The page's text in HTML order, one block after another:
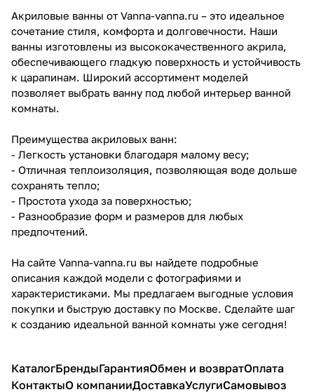
Акриловые ванны от Vanna-vanna.ru – это идеальное
сочетание стиля, комфорта и долговечности. Наши
ванны изготовлены из высококачественного акрила,
обеспечивающего гладкую поверхность и устойчивость
к царапинам. Широкий ассортимент моделей
позволяет выбрать ванну под любой интерьер ванной
комнаты.
Преимущества акриловых ванн:
- Легкость установки благодаря малому весу;
- Отличная теплоизоляция, позволяющая воде дольше
сохранять тепло;
- Простота ухода за поверхностью;
- Разнообразие форм и размеров для любых
предпочтений.
На сайте Vanna-vanna.ru вы найдете подробные
описания каждой модели с фотографиями и
характеристиками. Мы предлагаем выгодные условия
покупки и быструю доставку по Москве. Сделайте шаг
к созданию идеальной ванной комнаты уже сегодня!
КаталогБрендыГарантияОбмен и возвратОплата
КонтактыО компанииДоставкаУслугиСамовывоз